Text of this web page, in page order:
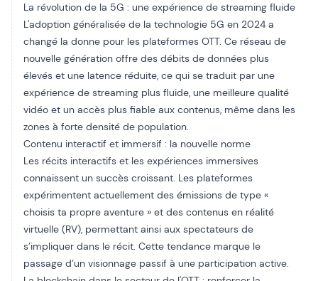
La révolution de la 5G : une expérience de streaming fluide
L'adoption généralisée de la technologie 5G en 2024 a
changé la donne pour les plateformes OTT. Ce réseau de
nouvelle génération offre des débits de données plus
élevés et une latence réduite, ce qui se traduit par une
expérience de streaming plus fluide, une meilleure qualité
vidéo et un accès plus fiable aux contenus, même dans les
zones à forte densité de population.
Contenu interactif et immersif : la nouvelle norme
Les récits interactifs et les expériences immersives
connaissent un succès croissant. Les plateformes
expérimentent actuellement des émissions de type «
choisis ta propre aventure » et des contenus en réalité
virtuelle (RV), permettant ainsi aux spectateurs de
s’impliquer dans le récit. Cette tendance marque le
passage d’un visionnage passif à une participation active.